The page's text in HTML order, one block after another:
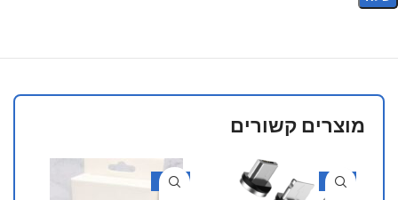
מוצרים קשורים
-17%
-40%